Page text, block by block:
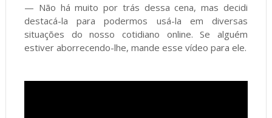
— Não há muito por trás dessa cena, mas decidi
destacá-la para podermos usá-la em diversas
situações do nosso cotidiano online. Se alguém
estiver aborrecendo-lhe, mande esse vídeo para ele.